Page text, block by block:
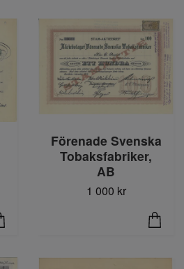
Förenade Svenska
Tobaksfabriker,
AB
1 000 kr